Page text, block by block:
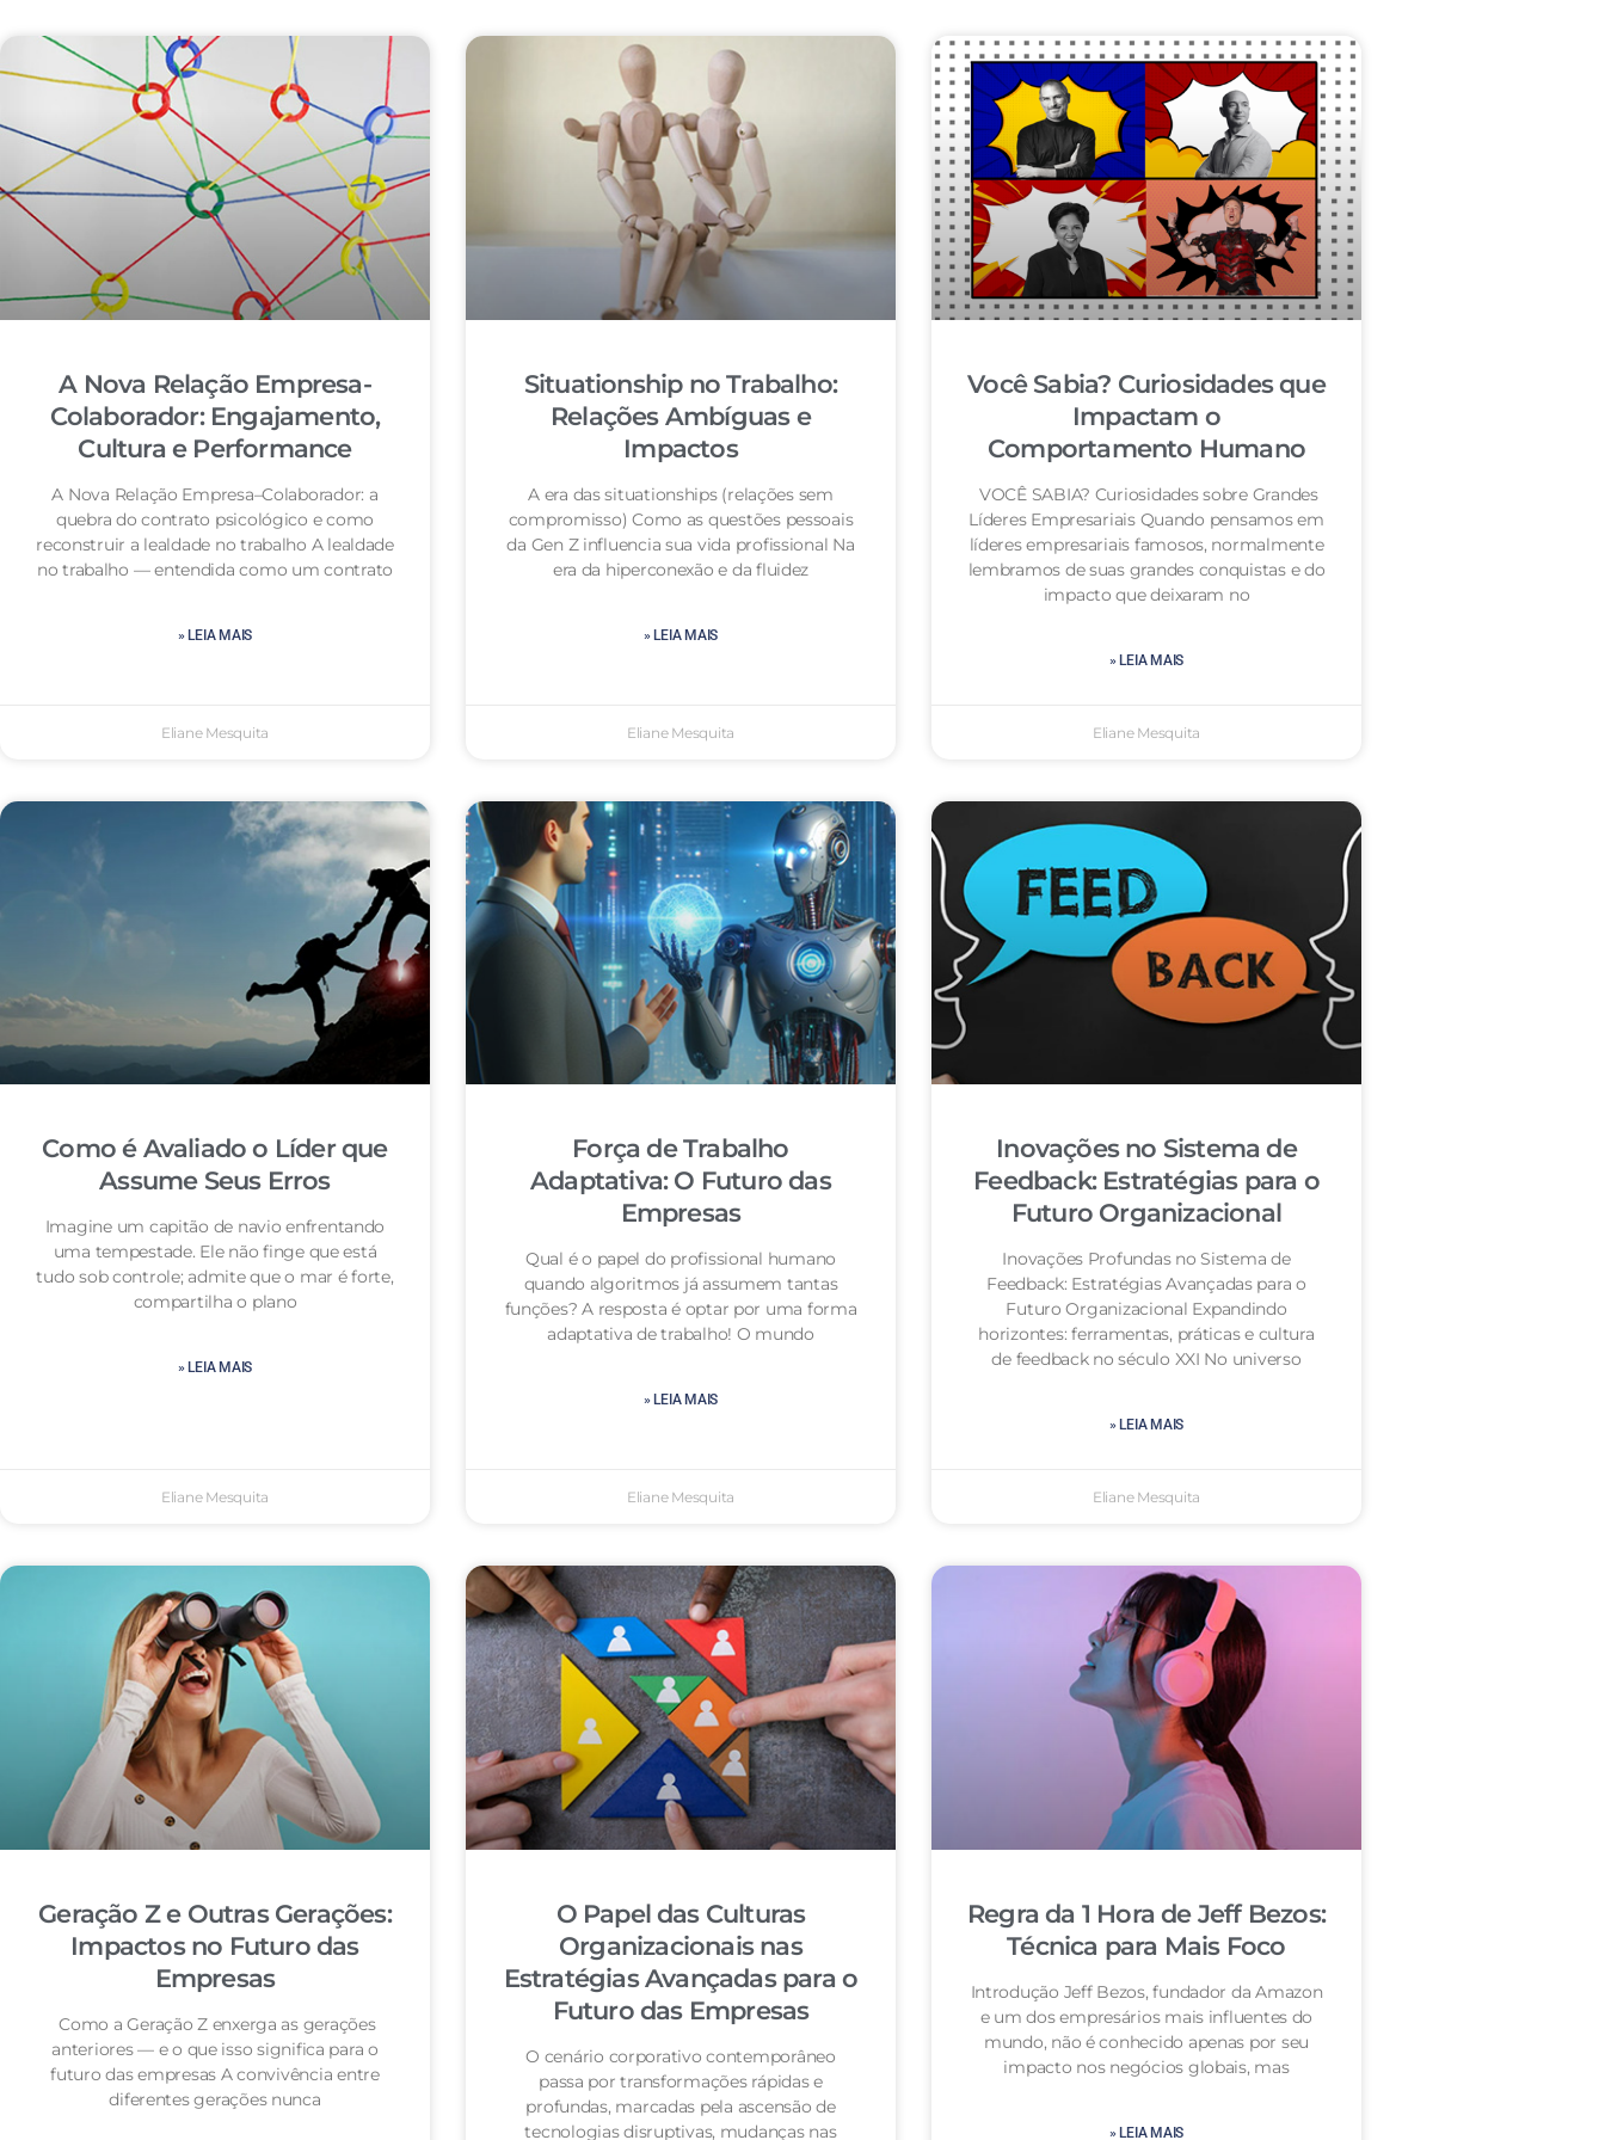
A Nova Relação Empresa-
Colaborador: Engajamento,
Cultura e Performance
A Nova Relação Empresa–Colaborador: a
quebra do contrato psicológico e como
reconstruir a lealdade no trabalho A lealdade
no trabalho — entendida como um contrato
» LEIA MAIS
Eliane Mesquita
Situationship no Trabalho:
Relações Ambíguas e
Impactos
A era das situationships (relações sem
compromisso) Como as questões pessoais
da Gen Z influencia sua vida profissional Na
era da hiperconexão e da fluidez
» LEIA MAIS
Eliane Mesquita
Você Sabia? Curiosidades que
Impactam o
Comportamento Humano
VOCÊ SABIA? Curiosidades sobre Grandes
Líderes Empresariais Quando pensamos em
líderes empresariais famosos, normalmente
lembramos de suas grandes conquistas e do
impacto que deixaram no
» LEIA MAIS
Eliane Mesquita
Como é Avaliado o Líder que
Assume Seus Erros
Imagine um capitão de navio enfrentando
uma tempestade. Ele não finge que está
tudo sob controle; admite que o mar é forte,
compartilha o plano
» LEIA MAIS
Eliane Mesquita
Força de Trabalho
Adaptativa: O Futuro das
Empresas
Qual é o papel do profissional humano
quando algoritmos já assumem tantas
funções? A resposta é optar por uma forma
adaptativa de trabalho! O mundo
» LEIA MAIS
Eliane Mesquita
Inovações no Sistema de
Feedback: Estratégias para o
Futuro Organizacional
Inovações Profundas no Sistema de
Feedback: Estratégias Avançadas para o
Futuro Organizacional Expandindo
horizontes: ferramentas, práticas e cultura
de feedback no século XXI No universo
» LEIA MAIS
Eliane Mesquita
Geração Z e Outras Gerações:
Impactos no Futuro das
Empresas
Como a Geração Z enxerga as gerações
anteriores — e o que isso significa para o
futuro das empresas A convivência entre
diferentes gerações nunca
O Papel das Culturas
Organizacionais nas
Estratégias Avançadas para o
Futuro das Empresas
O cenário corporativo contemporâneo
passa por transformações rápidas e
profundas, marcadas pela ascensão de
tecnologias disruptivas, mudanças nas
Regra da 1 Hora de Jeff Bezos:
Técnica para Mais Foco
Introdução Jeff Bezos, fundador da Amazon
e um dos empresários mais influentes do
mundo, não é conhecido apenas por seu
impacto nos negócios globais, mas
» LEIA MAIS